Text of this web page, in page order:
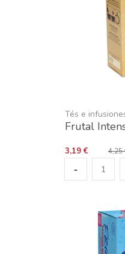
Tés e
Frutal
3,19 € 4,25